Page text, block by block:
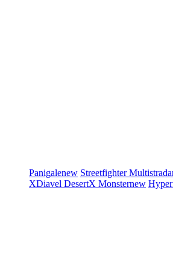
Panigalenew StreetfighterMultistrada
XDiavel DesertX Monsternew